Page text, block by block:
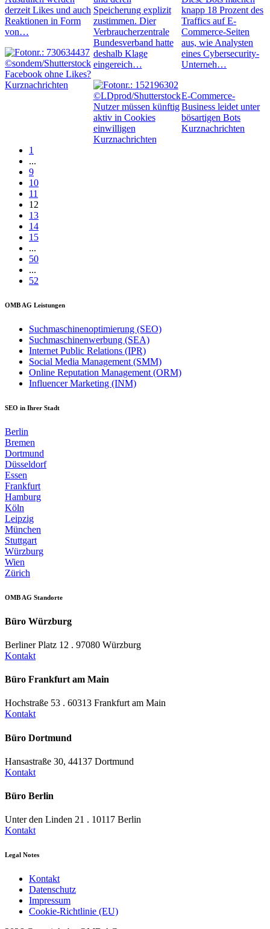
derzeit Likes und auch
Reaktionen in Form
von…
Facebook ohne Likes?
Kurznachrichten
Speicherung explizit
zustimmen. Dier
Verbraucherzentrale
Bundesverband hatte
deshalb Klage
eingereich…
Nutzer müssen künftig
aktiv in Cookies
einwilligen
Kurznachrichten
knapp 18 Prozent des
Traffics auf E-
Commerce-Seiten
aus, wie Analysten
eines Cybersecurity-
Unterneh…
E-Commerce-
Business leidet unter
bösartigen Bots
Kurznachrichten
1
...
9
10
11
12
13
14
15
...
50
...
52
OMB AG Leistungen
Suchmaschinenoptimierung (SEO)
Suchmaschinenwerbung (SEA)
Internet Public Relations (IPR)
Social Media Management (SMM)
Online Reputation Management (ORM)
Influencer Marketing (INM)
SEO in Ihrer Stadt
Berlin
Bremen
Dortmund
Düsseldorf
Essen
Frankfurt
Hamburg
Köln
Leipzig
München
Stuttgart
Würzburg
Wien
Zürich
OMB AG Standorte
Büro Würzburg
Berliner Platz 12 . 97080 Würzburg
Kontakt
Büro Frankfurt am Main
Hochstraße 53 . 60313 Frankfurt am Main
Kontakt
Büro Dortmund
Hansastraße 30, 44137 Dortmund
Kontakt
Büro Berlin
Unter den Linden 21 . 10117 Berlin
Kontakt
Legal Notes
Kontakt
Datenschutz
Impressum
Cookie-Richtlinie (EU)